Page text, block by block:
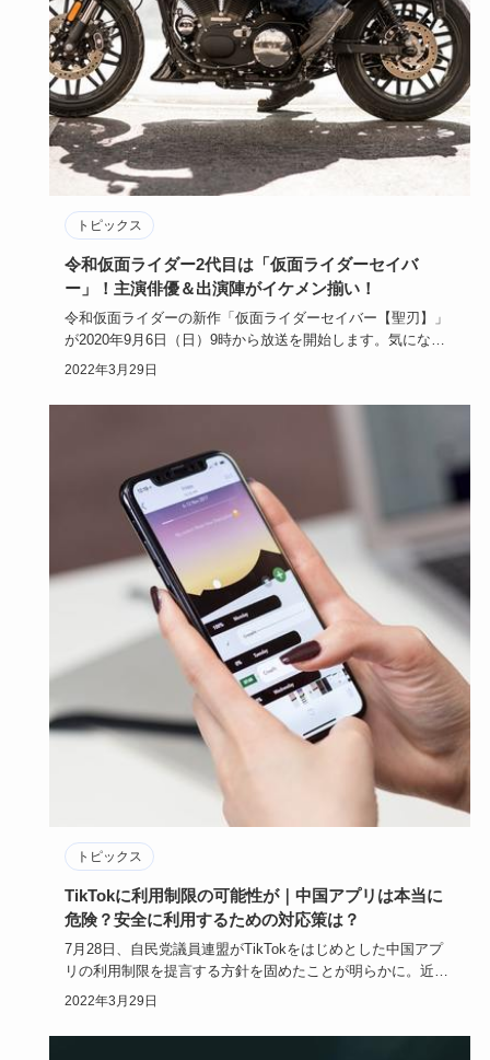
トピックス
令和仮面ライダー2代目は「仮面ライダーセイバ
ー」！主演俳優＆出演陣がイケメン揃い！
令和仮面ライダーの新作「仮面ライダーセイバー【聖刃】」
が2020年9月6日（日）9時から放送を開始します。気になる
制作発表…
2022年3月29日
トピックス
TikTokに利用制限の可能性が｜中国アプリは本当に
危険？安全に利用するための対応策は？
7月28日、自民党議員連盟がTikTokをはじめとした中国アプ
リの利用制限を提言する方針を固めたことが明らかに。近年
日本で…
2022年3月29日